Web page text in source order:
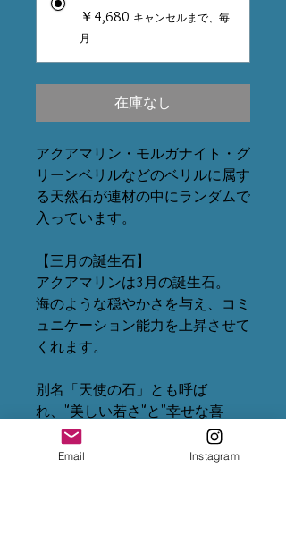
￥4,680 キャンセルまで、毎
月
在庫なし
アクアマリン・モルガナイト・グ
リーンベリルなどのベリルに属す
る天然石が連材の中にランダムで
入っています。
【三月の誕生石】
アクアマリンは3月の誕生石。
海のような穏やかさを与え、コミ
ュニケーション能力を上昇させて
くれます。
別名「天使の石」とも呼ば
れ、"美しい若さ"と"幸せな喜
び"を象徴するとされています。
『幸せな結婚』を象徴するととも
Email Instagram